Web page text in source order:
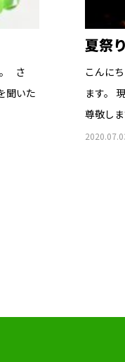
さ
聞いた
夏祭
こんに
ます。
尊敬し